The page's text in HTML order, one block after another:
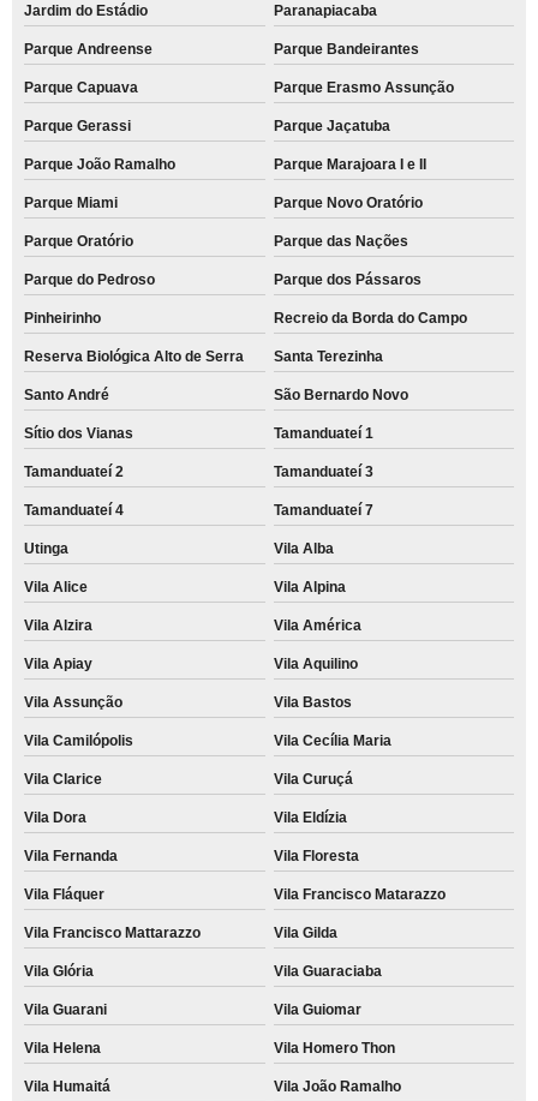
Jardim do Estádio Paranapiacaba
Parque Andreense Parque Bandeirantes
Parque Capuava Parque Erasmo Assunção
Parque Gerassi Parque Jaçatuba
Parque João Ramalho Parque Marajoara I e II
Parque Miami Parque Novo Oratório
Parque Oratório Parque das Nações
Parque do Pedroso Parque dos Pássaros
Pinheirinho Recreio da Borda do Campo
Reserva Biológica Alto de Serra Santa Terezinha
Santo André São Bernardo Novo
Sítio dos Vianas Tamanduateí 1
Tamanduateí 2 Tamanduateí 3
Tamanduateí 4 Tamanduateí 7
Utinga Vila Alba
Vila Alice Vila Alpina
Vila Alzira Vila América
Vila Apiay Vila Aquilino
Vila Assunção Vila Bastos
Vila Camilópolis Vila Cecília Maria
Vila Clarice Vila Curuçá
Vila Dora Vila Eldízia
Vila Fernanda Vila Floresta
Vila Fláquer Vila Francisco Matarazzo
Vila Francisco Mattarazzo Vila Gilda
Vila Glória Vila Guaraciaba
Vila Guarani Vila Guiomar
Vila Helena Vila Homero Thon
Vila Humaitá Vila João Ramalho